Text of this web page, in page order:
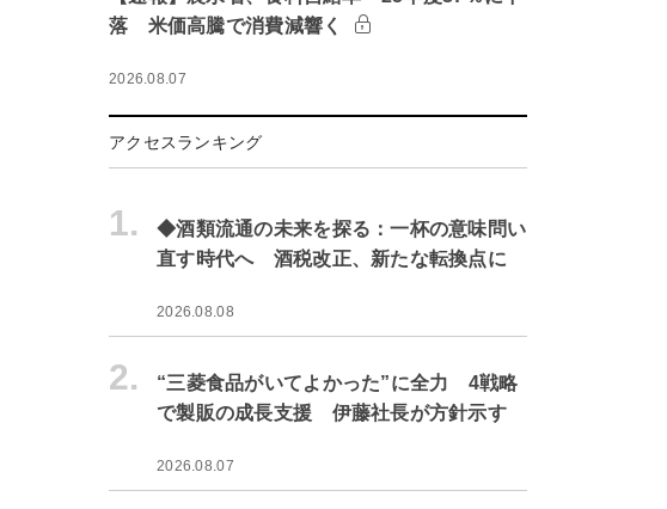
落 米価高騰で消費減響く
2026.08.07
アクセスランキング
1.
◆酒類流通の未来を探る：一杯の意味問い
直す時代へ 酒税改正、新たな転換点に
2026.08.08
2.
“三菱食品がいてよかった”に全力 4戦略
で製販の成長支援 伊藤社長が方針示す
2026.08.07